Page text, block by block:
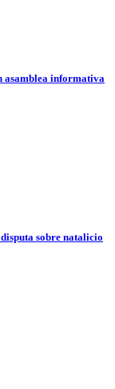
asamblea informativa
sobre natalicio